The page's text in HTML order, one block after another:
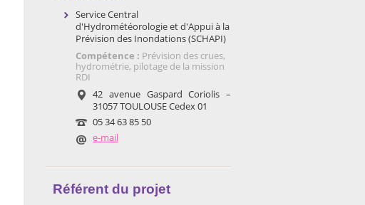
Service Central
d'Hydrométéorologie et d'Appui à la
Prévision des Inondations (SCHAPI)
Compétence : Prévision des crues,
hydrométrie, pilotage de la mission
RDI
42 avenue Gaspard Coriolis –
31057 TOULOUSE Cedex 01
05 34 63 85 50
e-mail
Référent du projet